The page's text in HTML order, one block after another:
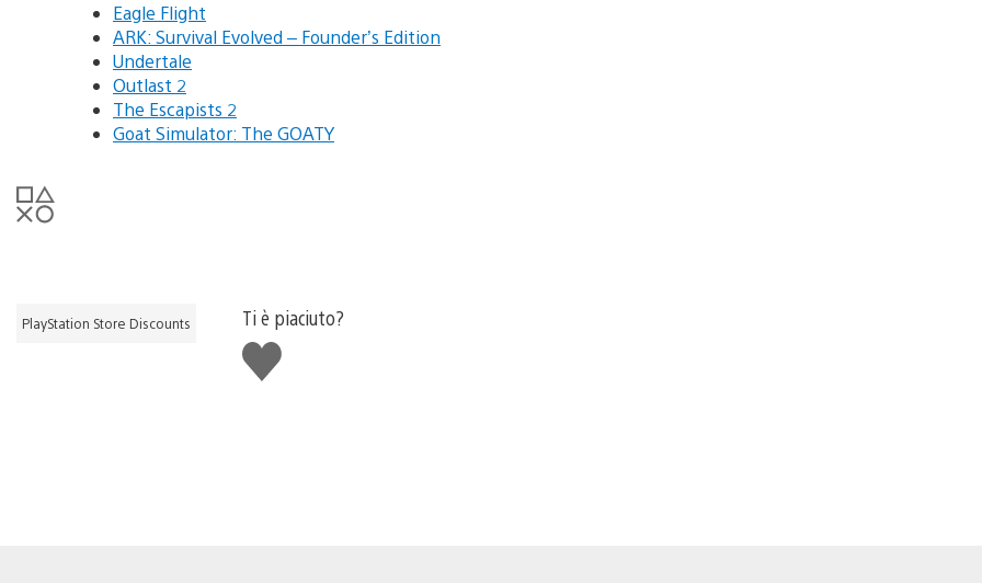
Eagle Flight
ARK: Survival Evolved – Founder’s Edition
Undertale
Outlast 2
The Escapists 2
Goat Simulator: The GOATY
PlayStation Store Discounts
Ti è piaciuto?
Mi
piace